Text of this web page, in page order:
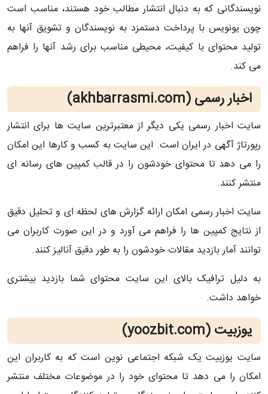
نویسندگانی که به دنبال انتشار مطالب خود هستند، مناسب است
چون یونویس با پرداخت دستمزد به نویسندگان و تشویق آنها به
تولید محتوای با کیفیت، محیطی مناسب برای رشد آنها را فراهم
می کند.
اخبار رسمی (akhbarrasmi.com)
سایت اخبار رسمی یکی دیگر از معتبرترین سایت ها برای انتشار
رپورتاژ آگهی در ایران است. این سایت به کسب و کارها این امکان
را می دهد تا محتوای خودشون را در قالب کمپین های رسانه ای
منتشر کنند.
سایت اخبار رسمی امکان ارائه گزارش های لحظه ای و تحلیل دقیق
از نتایج کمپین ها را فراهم می آورد و در این صورت کاربران می
توانند آمار بازدید مقالات خودشون را به طور دقیق آنالیز کنند.
به دلیل ترافیک بالای این سایت محتوای شما بازدید بیشتری
خواهد داشت.
یوزبیت (yoozbit.com)
سایت یوزبیت یک شبکه اجتماعی نوین است که به کاربران این
امکان را می دهد تا محتوای خود را در موضوعات مختلف منتشر